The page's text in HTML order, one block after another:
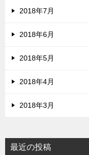
2018年7月
2018年6月
2018年5月
2018年4月
2018年3月
最近の投稿